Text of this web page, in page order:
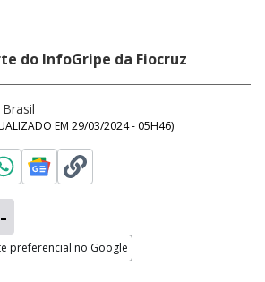
do InfoGripe da Fiocruz
EM 29/03/2024 - 05H46)
preferencial no Google